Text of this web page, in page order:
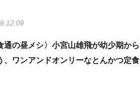
通の昼メシ〉小宮山雄飛が幼少期から
、ワンアンドオンリーなとんかつ定食